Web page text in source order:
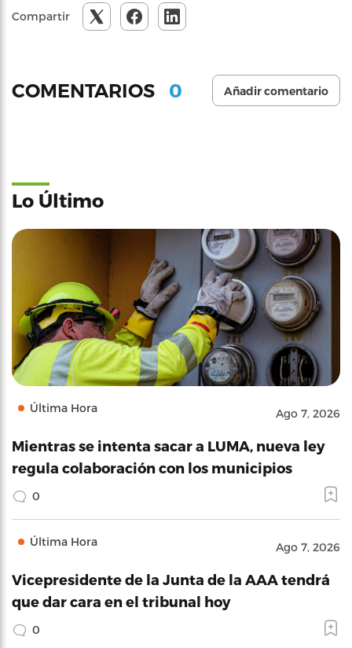
Compartir
COMENTARIOS 0 Añadir comentario
Lo Último
Última Hora Ago 7, 2026
Mientras se intenta sacar a LUMA, nueva ley
regula colaboración con los municipios
0
Última Hora Ago 7, 2026
Vicepresidente de la Junta de la AAA tendrá
que dar cara en el tribunal hoy
0